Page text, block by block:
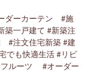
ダーカーテン
#施
築一戸建て #新築注
#注文住宅新築 #建
でも快適生活 #リビ
ルーツ
#オーダー